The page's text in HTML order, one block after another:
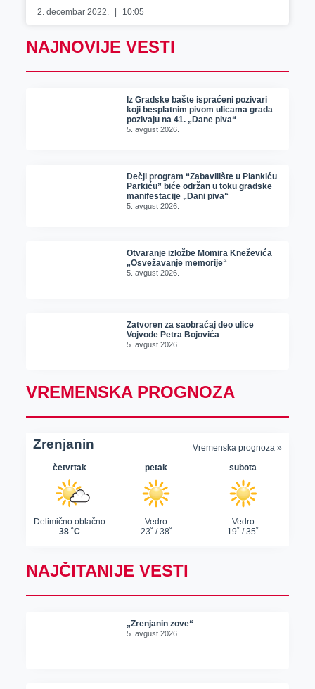
2. decembar 2022. 10:05
NAJNOVIJE VESTI
Iz Gradske bašte ispraćeni pozivari
koji besplatnim pivom ulicama grada
pozivaju na 41. „Dane piva“
5. avgust 2026.
Dečji program “Zabavilište u Plankiću
Parkiću” biće održan u toku gradske
manifestacije „Dani piva“
5. avgust 2026.
Otvaranje izložbe Momira Kneževića
„Osvežavanje memorije“
5. avgust 2026.
Zatvoren za saobraćaj deo ulice
Vojvode Petra Bojovića
5. avgust 2026.
VREMENSKA PROGNOZA
NAJČITANIJE VESTI
„Zrenjanin zove“
5. avgust 2026.